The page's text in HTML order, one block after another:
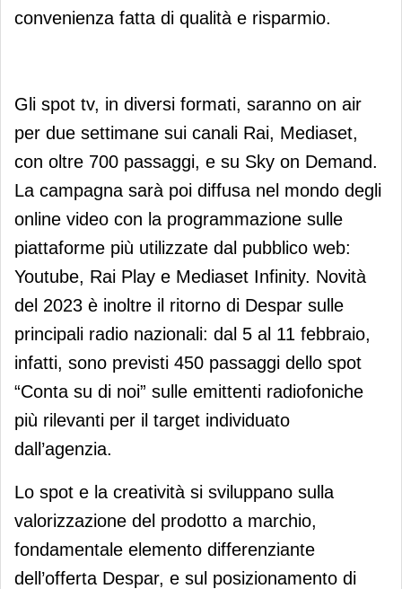
convenienza fatta di qualità e risparmio.
Gli spot tv, in diversi formati, saranno on air
per due settimane sui canali Rai, Mediaset,
con oltre 700 passaggi, e su Sky on Demand.
La campagna sarà poi diffusa nel mondo degli
online video con la programmazione sulle
piattaforme più utilizzate dal pubblico web:
Youtube, Rai Play e Mediaset Infinity. Novità
del 2023 è inoltre il ritorno di Despar sulle
principali radio nazionali: dal 5 al 11 febbraio,
infatti, sono previsti 450 passaggi dello spot
“Conta su di noi” sulle emittenti radiofoniche
più rilevanti per il target individuato
dall’agenzia.
Lo spot e la creatività si sviluppano sulla
valorizzazione del prodotto a marchio,
fondamentale elemento differenziante
dell’offerta Despar, e sul posizionamento di